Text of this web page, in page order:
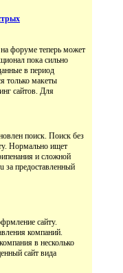
форуме теперь может
пока сильно
в период
только макеты
сайтов. Для
поиск. Поиск без
Нормально ищет
и сложной
за предоставленный
сайту.
компаний.
в несколько
сайт вида